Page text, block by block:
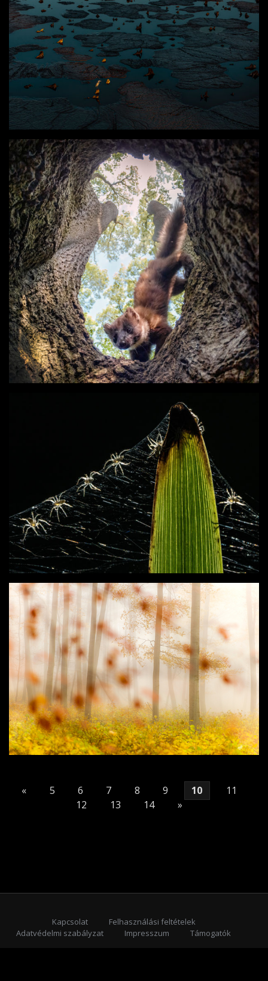
« 5 6 7 8 9 10
11
12
13 14 »
Kapcsolat
Felhasználási feltételek
Adatvédelmi szabályzat
Impresszum
Támogatók